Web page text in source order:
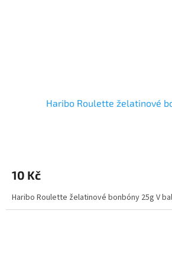
Haribo Roulette želatinové
10 Kč
Haribo Roulette želatinové bonbóny 25g V